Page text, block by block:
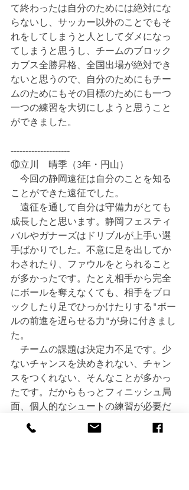
て終わったは自分のためには絶対にな
らないし、サッカー以外のことでもそ
れをしてしまうと人としてダメになっ
てしまうと思うし、チームのブロック
カブス全勝昇格、全国出場が絶対でき
ないと思うので、自分のためにもチー
ムのためにもその目標のためにも一つ
一つの練習を大切にしようと思うこと
ができました。
--------------------
⑩立川　晴季（3年・円山）
今回の静岡遠征は自分のことを知る
ことができた遠征でした。
遠征を通して自分は守備力がとても
成長したと思います。静岡フェスティ
バルやガナーズはドリブルが上手い選
手ばかりでした。不意に足を出してか
わされたり、ファウルをとられること
が多かったです。たとえ相手から完全
にボールを奪えなくても、相手をブロ
ックしたり足でひっかけたりする"ボー
ルの前進を遅らせる力"が身に付きまし
た。
チームの課題は決定力不足です。少
ないチャンスを決めきれない、チャン
スをつくれない、そんなことが多かっ
たです。だからもっとフィニッシュ局
面、個人的なシュートの練習が必要だ
と思いました。
自分の課題は"運ぶドリブル"です。